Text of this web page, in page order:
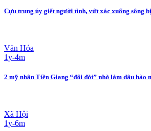
Cựu trung úy giết người tình, vứt xác xuống sông
Văn Hóa
1y-4m
2 mỹ nhân Tiền Giang “đổi đời” nhờ làm dâu hào
Xã Hội
1y-6m